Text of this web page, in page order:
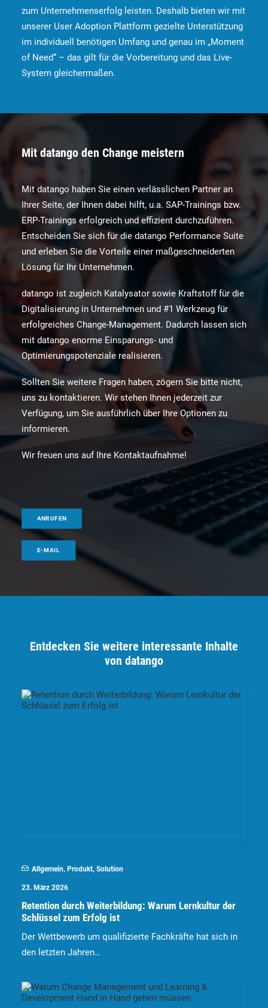
zum Unternehmenserfolg leisten. Deshalb bieten wir mit
unserer User Adoption Plattform gezielte Unterstützung
im individuell benötigen Umfang und genau im „Moment
of Need“ – das gilt für die Vorbereitung und das Live-
System gleichermaßen.
Mit datango den Change meistern
Mit datango haben Sie einen verlässlichen Partner an
Ihrer Seite, der Ihnen dabei hilft, u.a. SAP-Trainings bzw.
ERP-Trainings erfolgreich und effizient durchzuführen.
Entscheiden Sie sich für die datango Performance Suite
und erleben Sie die Vorteile einer maßgeschneiderten
Lösung für Ihr Unternehmen.
datango ist zugleich Katalysator sowie Kraftstoff für die
Digitalisierung in Unternehmen und #1 Werkzeug für
erfolgreiches Change-Management. Dadurch lassen sich
mit datango enorme Einsparungs- und
Optimierungspotenziale realisieren.
Sollten Sie weitere Fragen haben, zögern Sie bitte nicht,
uns zu kontaktieren. Wir stehen Ihnen jederzeit zur
Verfügung, um Sie ausführlich über Ihre Optionen zu
informieren.
Wir freuen uns auf Ihre Kontaktaufnahme!
ANRUFEN
E-MAIL
Entdecken Sie weitere interessante Inhalte
von datango
Allgemein, Produkt, Solution
23. März 2026
Retention durch Weiterbildung: Warum Lernkultur der
Schlüssel zum Erfolg ist
Der Wettbewerb um qualifizierte Fachkräfte hat sich in
den letzten Jahren…